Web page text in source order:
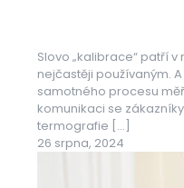
Slovo „kalibrace“ patří
nejčastěji používaným.
samotného procesu
komunikaci se
termografie […]
26 srpna, 2024